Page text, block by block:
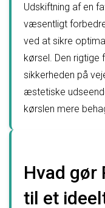
Udskiftning af en
væsentligt
ved at sikre
kørsel. Den rigtige
sikkerheden på
æstetiske
kørslen mere
Hvad gør
til et